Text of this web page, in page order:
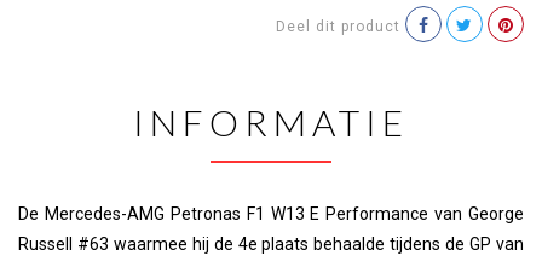
Deel dit product
INFORMATIE
De Mercedes-AMG Petronas F1 W13 E Performance van George
Russell #63 waarmee hij de 4e plaats behaalde tijdens de GP van